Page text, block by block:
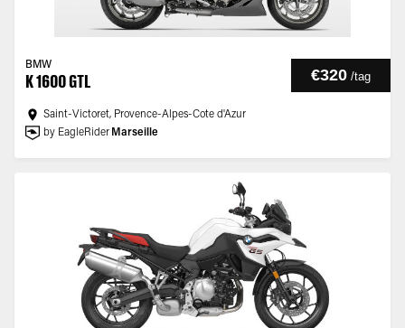
BMW
K 1600 GTL €320 /tag
Saint-Victoret, Provence-Alpes-Cote d'Azur
by EagleRider Marseille